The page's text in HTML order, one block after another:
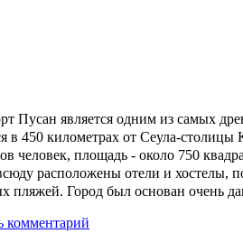
Пусан является одним из самых
в 450 километрах от Сеула-столицы
человек, площадь - около 750
расположены отели и хостелы,
пляжей. Город был основан очень
комментарий